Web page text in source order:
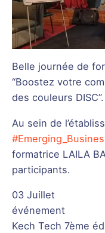
Belle journée de
“Boostez votre
des couleurs DISC”.
Au sein de
formatrice LAILA
participants.
03 Juillet
événement
Kech Tech 7ème